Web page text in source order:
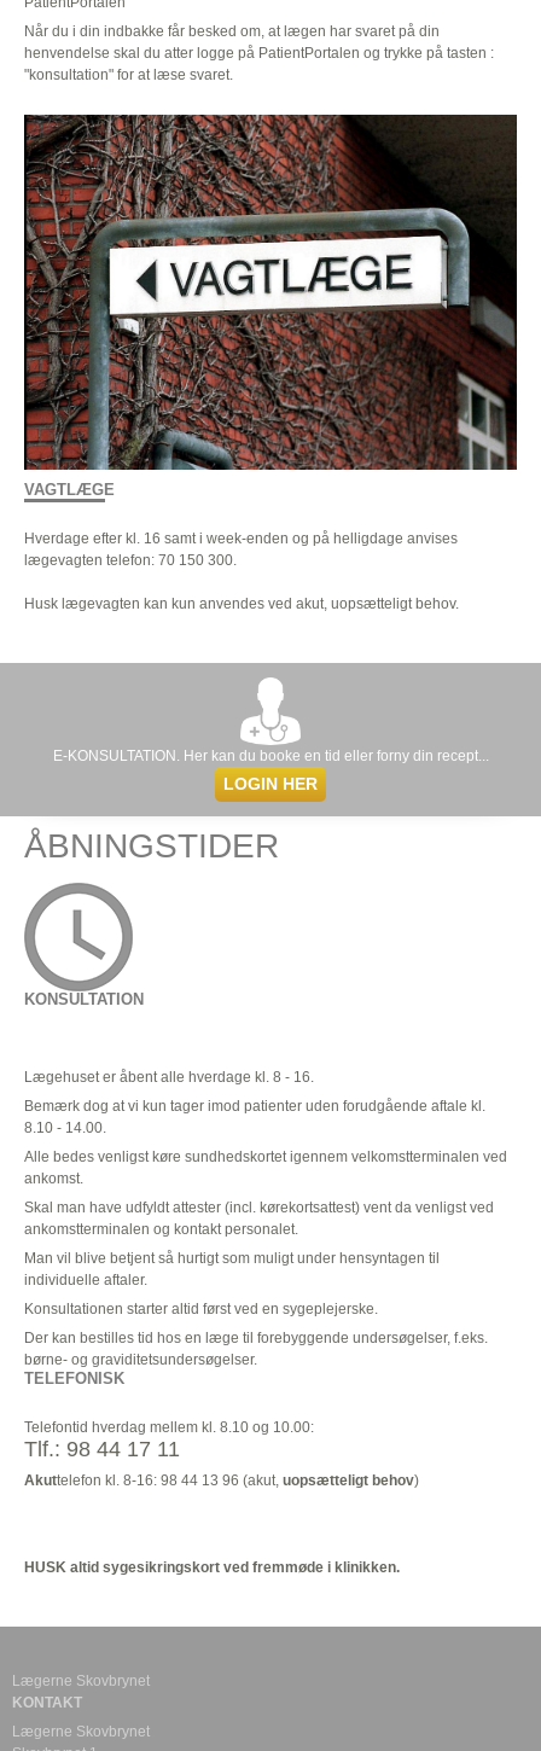
Når du i din indbakke får besked om, at lægen har svaret på din
henvendelse skal du atter logge på PatientPortalen og trykke på tasten :
"konsultation" for at læse svaret.
VAGTLÆGE
Hverdage efter kl. 16 samt i week-enden og på helligdage anvises
lægevagten telefon: 70 150 300.
Husk lægevagten kan kun anvendes ved akut, uopsætteligt behov.
E-KONSULTATION. Her kan du booke en tid eller forny din recept...
LOGIN HER
ÅBNINGSTIDER
KONSULTATION
Lægehuset er åbent alle hverdage kl. 8 - 16.
Bemærk dog at vi kun tager imod patienter uden forudgående aftale kl.
8.10 - 14.00.
Alle bedes venligst køre sundhedskortet igennem velkomstterminalen ved
ankomst.
Skal man have udfyldt attester (incl. kørekortsattest) vent da venligst ved
ankomstterminalen og kontakt personalet.
Man vil blive betjent så hurtigt som muligt under hensyntagen til
individuelle aftaler.
Konsultationen starter altid først ved en sygeplejerske.
Der kan bestilles tid hos en læge til forebyggende undersøgelser, f.eks.
børne- og graviditetsundersøgelser.
TELEFONISK
Telefontid hverdag mellem kl. 8.10 og 10.00:
Tlf.: 98 44 17 11
Akuttelefon kl. 8-16: 98 44 13 96 (akut, uopsætteligt behov)
HUSK altid sygesikringskort ved fremmøde i klinikken.
Lægerne Skovbrynet
KONTAKT
Lægerne Skovbrynet